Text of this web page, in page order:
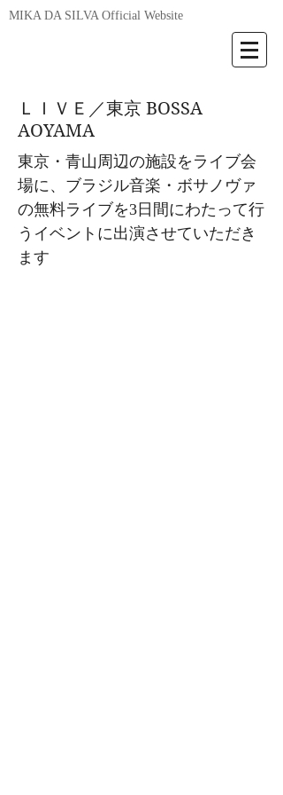
MIKA DA SILVA Official Website
ＬＩＶＥ／東京 BOSSA
AOYAMA
東京・青山周辺の施設をライブ会
場に、ブラジル音楽・ボサノヴァ
の無料ライブを3日間にわたって行
うイベントに出演させていただき
ます